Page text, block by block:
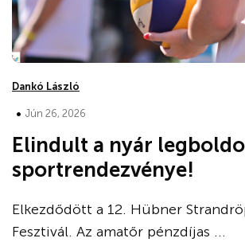
Dankó László
• Jún 26, 2026
Elindult a nyár
sportrendezvénye!
Elkezdődött a 12. Hübner
Fesztivál. Az amatőr pénzdíjas ...